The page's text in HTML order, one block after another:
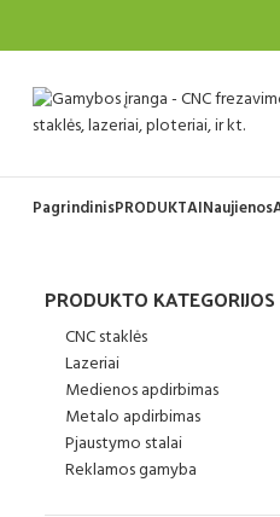
PagrindinisPRODUKTAINaujienos
PRODUKTO KATEGORIJOS
CNC staklės
Lazeriai
Medienos apdirbimas
Metalo apdirbimas
Pjaustymo stalai
Reklamos gamyba